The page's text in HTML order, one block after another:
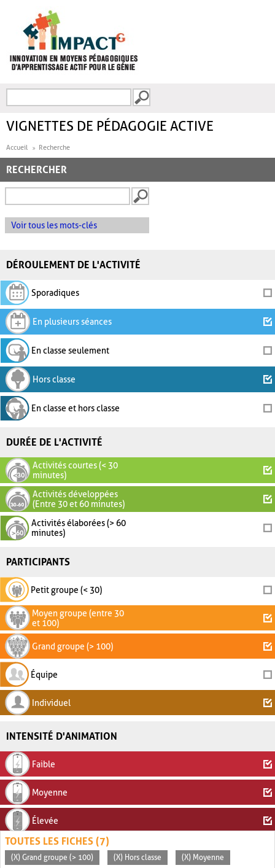
FORMULAIRE DE
VIGNETTES DE PÉDAGOGIE ACTIVE
Accueil Recherche
RECHERCHER
Voir tous les mots-clés
DÉROULEMENT DE L'ACTIVITÉ
Sporadiques
En plusieurs séances
En classe seulement
Hors classe
En classe et hors classe
DURÉE DE L'ACTIVITÉ
Activités courtes (< 30
minutes)
Activités développées
(Entre 30 et 60 minutes)
Activités élaborées (> 60
minutes)
PARTICIPANTS
Petit groupe (< 30)
Moyen groupe (entre 30
et 100)
Grand groupe (> 100)
Équipe
Individuel
INTENSITÉ D'ANIMATION
Faible
Moyenne
Élevée
TOUTES LES FICHES (7)
(X) Grand groupe (> 100) (X) Hors classe (X) Moyenne